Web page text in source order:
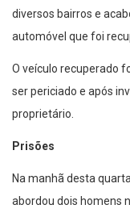
diversos bairros e
automóvel que foi
O veículo recuperado
ser periciado e após
proprietário.
Prisões
Na manhã desta
abordou dois homens